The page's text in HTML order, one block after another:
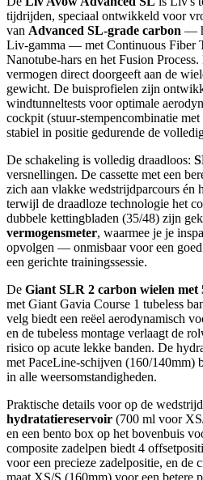
tijdrijden, speciaal ontwikkeld voor
van Advanced SL-grade carbon —
Liv-gamma — met Continuous Fiber
Nanotube-hars en het Fusion
vermogen direct doorgeeft aan de
gewicht. De buisprofielen zijn
windtunneltests voor optimale
cockpit (stuur-stempencombinatie
stabiel in positie gedurende de
De schakeling is volledig draadloos:
versnellingen. De cassette met een
zich aan vlakke wedstrijdparcours én
terwijl de draadloze technologie het
dubbele kettingbladen (35/48) zijn
vermogensmeter, waarmee je je
opvolgen — onmisbaar voor een
een gerichte trainingssessie.
De Giant SLR 2 carbon wielen met
met Giant Gavia Course 1 tubeless
velg biedt een reëel aerodynamisch
en de tubeless montage verlaagt de
risico op acute lekke banden. De
met PaceLine-schijven (160/140mm)
in alle weersomstandigheden.
Praktische details voor op de
hydratatiereservoir (700 ml voor
en een bento box op het bovenbuis
composite zadelpen biedt 4
voor een precieze zadelpositie, en de
maat XS/S (160mm) voor een betere